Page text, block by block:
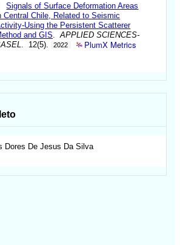
Signals of Surface Deformation Areas
Central Chile, Related to Seismic
Using the Persistent Scatterer
and GIS .APPLIED SCIENCES-
. 12(5). 2022 PlumX Metrics
Dores De Jesus Da Silva